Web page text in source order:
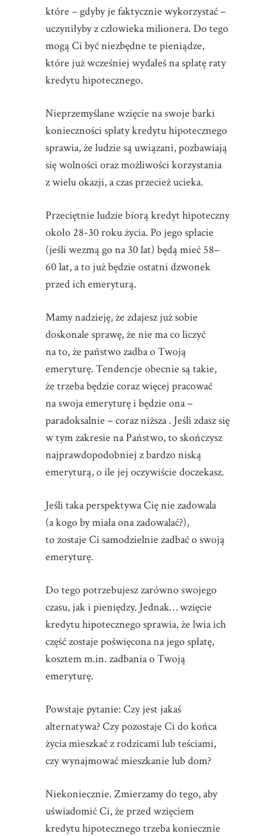
które – gdyby je faktycznie wykorzystać –
uczyniłyby z człowieka milionera. Do tego
mogą Ci być niezbędne te pieniądze,
które już wcześniej wydałeś na spłatę raty
kredytu hipotecznego.
Nieprzemyślane wzięcie na swoje barki
konieczności spłaty kredytu hipotecznego
sprawia, że ludzie są uwiązani, pozbawiają
się wolności oraz możliwości korzystania
z wielu okazji, a czas przecież ucieka.
Przeciętnie ludzie biorą kredyt hipoteczny
około 28-30 roku życia. Po jego spłacie
(jeśli wezmą go na 30 lat) będą mieć 58–
60 lat, a to już będzie ostatni dzwonek
przed ich emeryturą.
Mamy nadzieję, że zdajesz już sobie
doskonale sprawę, że nie ma co liczyć
na to, że państwo zadba o Twoją
emeryturę. Tendencje obecnie są takie,
że trzeba będzie coraz więcej pracować
na swoja emeryturę i będzie ona –
paradoksalnie – coraz niższa . Jeśli zdasz się
w tym zakresie na Państwo, to skończysz
najprawdopodobniej z bardzo niską
emeryturą, o ile jej oczywiście doczekasz.
Jeśli taka perspektywa Cię nie zadowala
(a kogo by miała ona zadowalać?),
to zostaje Ci samodzielnie zadbać o swoją
emeryturę.
Do tego potrzebujesz zarówno swojego
czasu, jak i pieniędzy. Jednak… wzięcie
kredytu hipotecznego sprawia, że lwia ich
część zostaje poświęcona na jego spłatę,
kosztem m.in. zadbania o Twoją
emeryturę.
Powstaje pytanie: Czy jest jakaś
alternatywa? Czy pozostaje Ci do końca
życia mieszkać z rodzicami lub teściami,
czy wynajmować mieszkanie lub dom?
Niekoniecznie. Zmierzamy do tego, aby
uświadomić Ci, że przed wzięciem
kredytu hipotecznego trzeba koniecznie